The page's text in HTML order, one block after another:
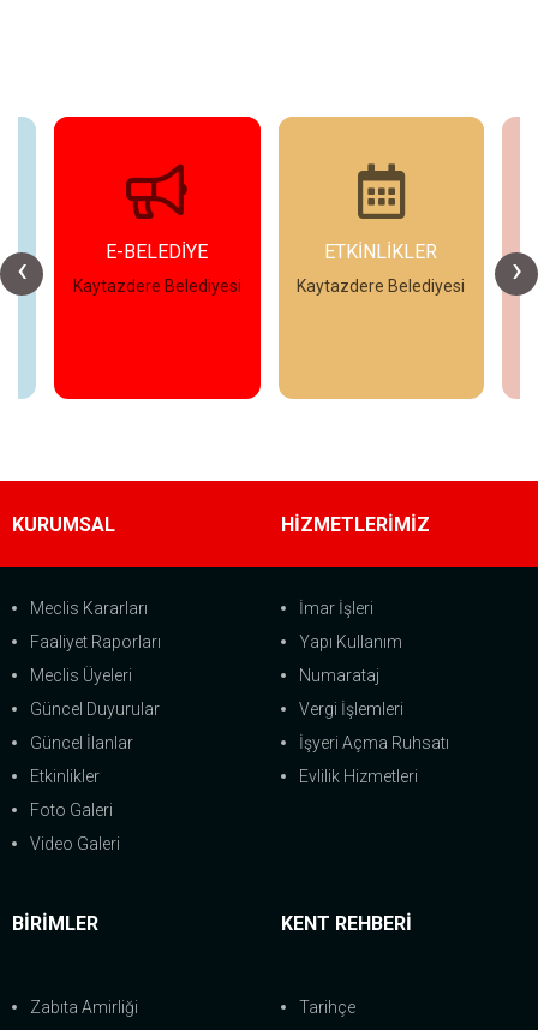
‹ ›
E-BELEDİYE
Kaytazdere Belediyesi
ETKİNLİKLER
Kaytazdere Belediyesi
KURUMSAL
Meclis Kararları
Faaliyet Raporları
Meclis Üyeleri
Güncel Duyurular
Güncel İlanlar
Etkinlikler
Foto Galeri
Video Galeri
HİZMETLERİMİZ
İmar İşleri
Yapı Kullanım
Numarataj
Vergi İşlemleri
İşyeri Açma Ruhsatı
Evlilik Hizmetleri
BİRİMLER
Zabıta Amirliği
KENT REHBERİ
Tarihçe